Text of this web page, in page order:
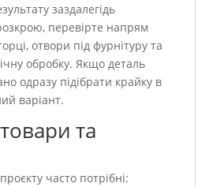
заздалегідь
перевірте напрям
отвори під фурнітуру та
обробку. Якщо деталь
одразу підібрати крайку в
варіант.
та
часто потрібні: